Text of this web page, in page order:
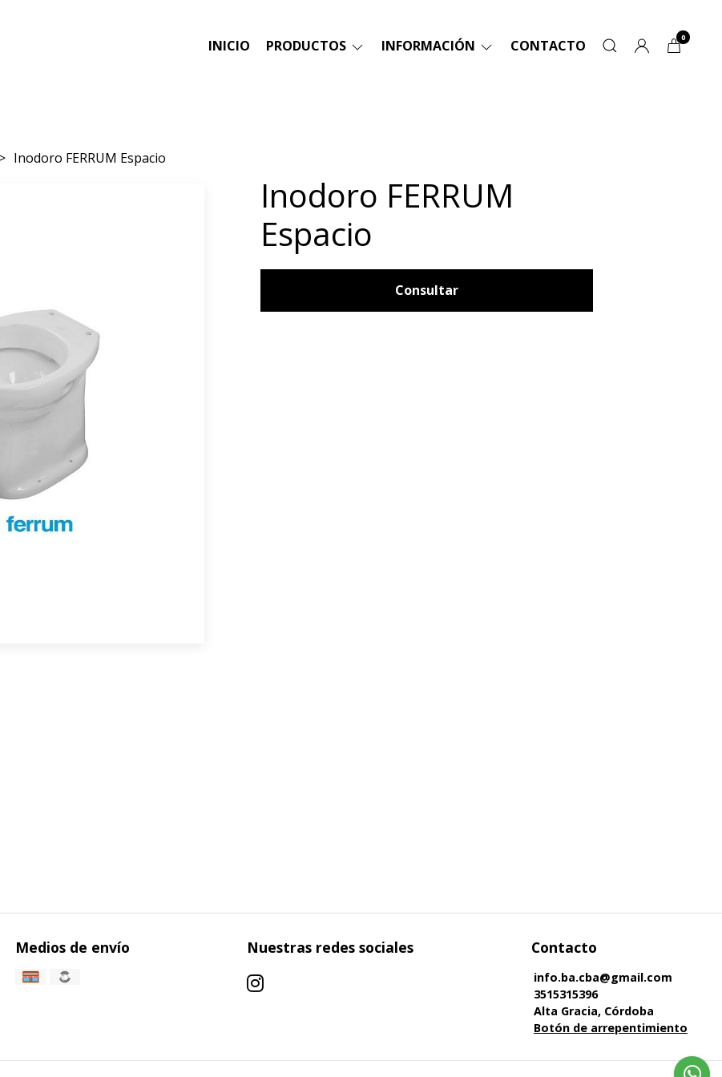
INICIO PRODUCTOS INFORMACIÓN CONTACTO 0
Inodoro FERRUM Espacio
Inodoro FERRUM
Espacio
Consultar
Medios de envío Nuestras redes sociales Contacto
info.ba.cba@gmail.com
3515315396
Alta Gracia, Córdoba
Botón de arrepentimiento